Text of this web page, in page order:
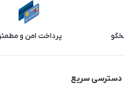
پرداخت امن و
دسترسی سریع